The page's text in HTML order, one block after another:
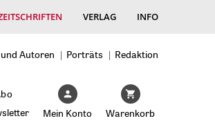
VERLAG INFO
Autoren Porträts
Redaktion
Mein Konto Warenkorb